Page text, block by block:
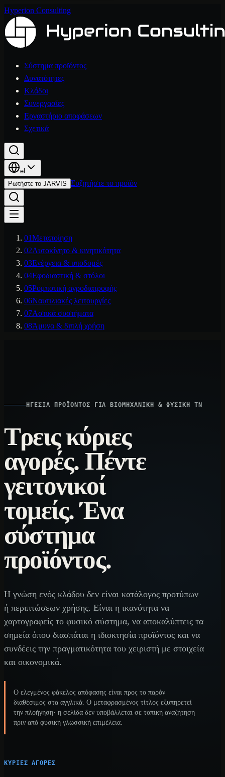
Hyperion Consulting
Σύστημα προϊόντος
Δυνατότητες
Κλάδοι
Συνεργασίες
Εργαστήριο αποφάσεων
Σχετικά
el
Ρωτήστε το JARVIS Συζητήστε το προϊόν
01Μεταποίηση
02Αυτοκίνητο & κινητικότητα
03Ενέργεια & υποδομές
04Εφοδιαστική & στόλοι
05Ρομποτική αγροδιατροφής
06Ναυτιλιακές λειτουργίες
07Αστικά συστήματα
08Άμυνα & διπλή χρήση
ΗΓΕΣΊΑ ΠΡΟΪΌΝΤΟΣ ΓΙΑ ΒΙΟΜΗΧΑΝΙΚΉ & ΦΥΣΙΚΉ ΤΝ
Τρεις κύριες
αγορές. Πέντε
γειτονικοί
τομείς. Ένα
σύστημα
προϊόντος.
Η γνώση ενός κλάδου δεν είναι κατάλογος προτύπων
ή περιπτώσεων χρήσης. Είναι η ικανότητα να
χαρτογραφείς το φυσικό σύστημα, να αποκαλύπτεις τα
σημεία όπου διασπάται η ιδιοκτησία προϊόντος και να
συνδέεις την πραγματικότητα του χειριστή με στοιχεία
και οικονομικά.
Ο ελεγμένος φάκελος απόφασης είναι προς το παρόν
διαθέσιμος στα αγγλικά. Ο μεταφρασμένος τίτλος εξυπηρετεί
την πλοήγηση· η σελίδα δεν υποβάλλεται σε τοπική αναζήτηση
πριν από φυσική γλωσσική επιμέλεια.
ΚΎΡΙΕΣ ΑΓΟΡΈΣ